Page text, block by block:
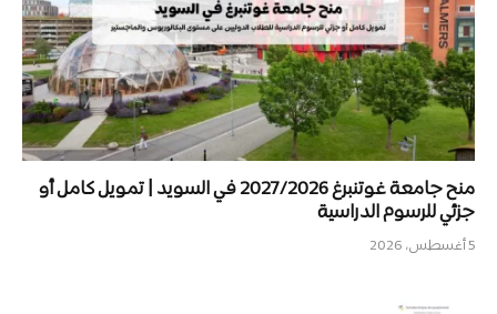
منح جامعة غوتنبرغ 2027/2026 في السويد | تمويل كامل أو
جزئي للرسوم الدراسية
5 أغسطس، 2026